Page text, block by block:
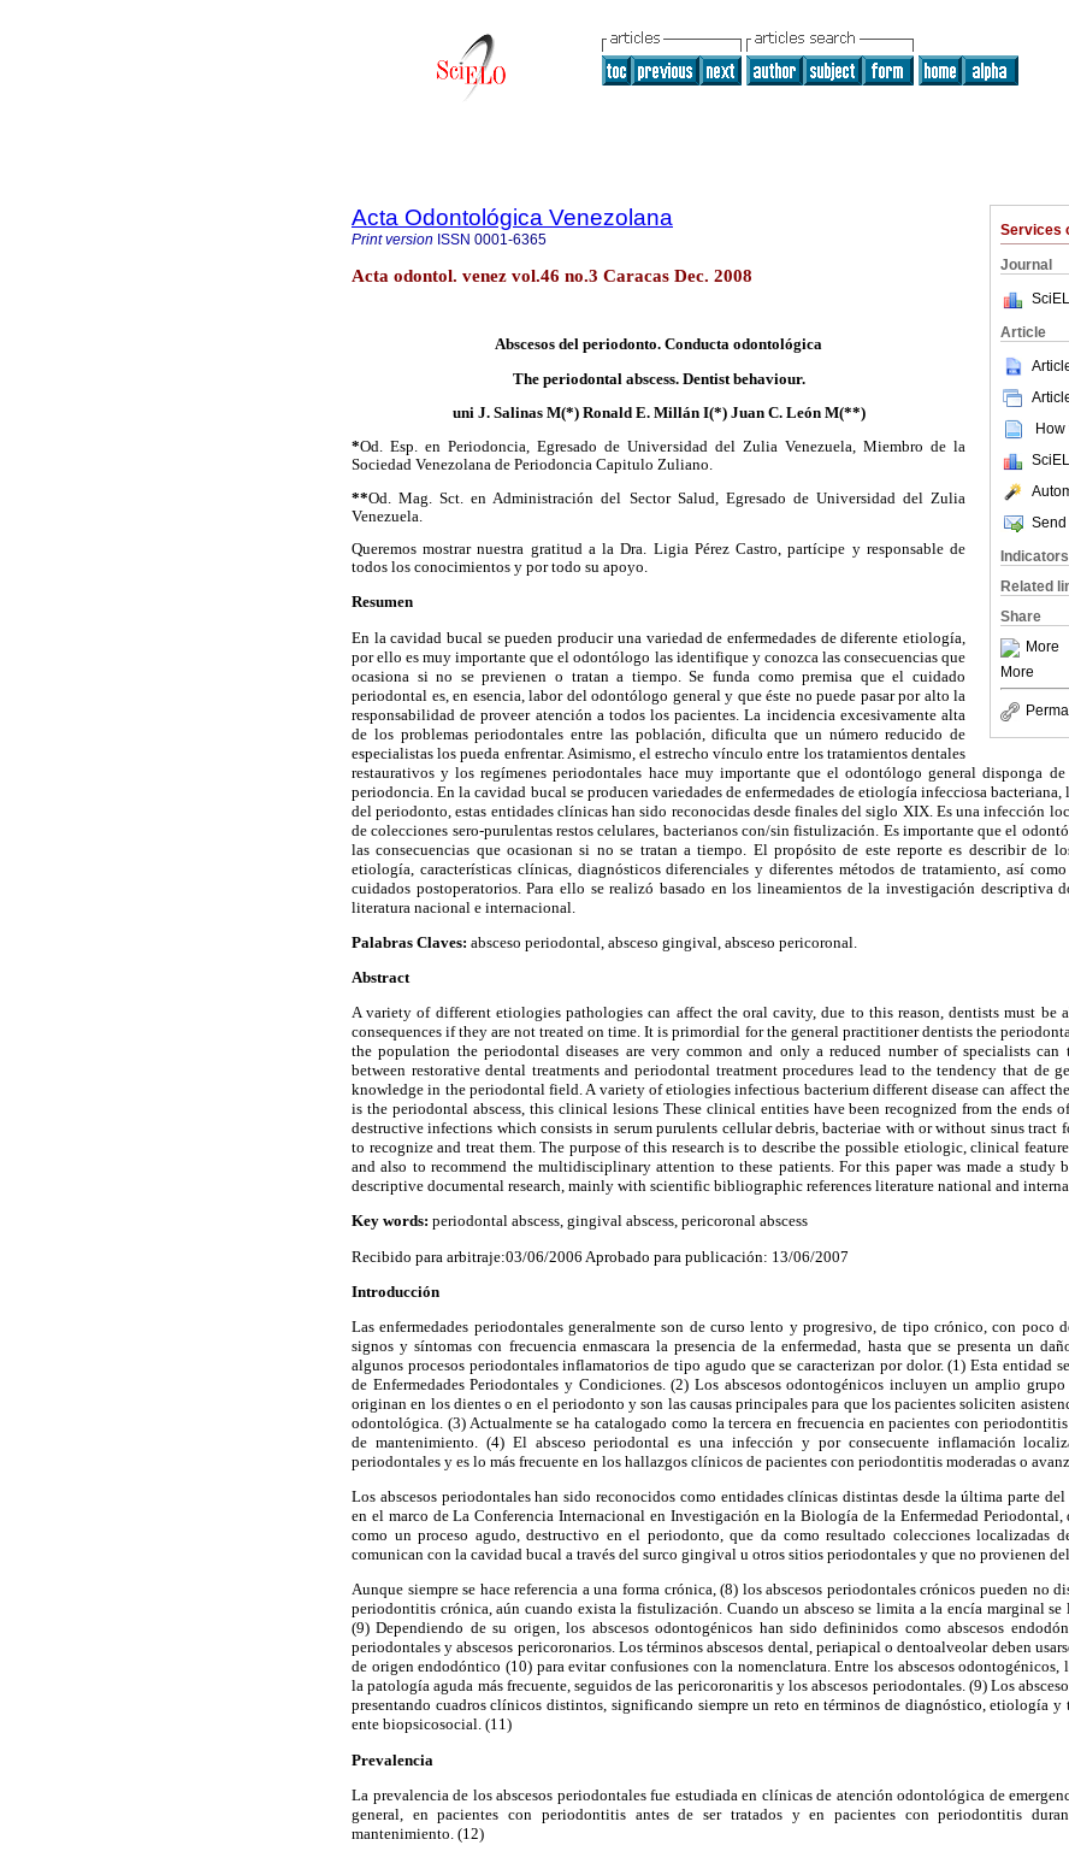
Services
Journal
Article
How
Send
Indicators
Related
Share
More
More
Acta Odontológica Venezolana
Print version ISSN 0001-6365
Acta odontol. venez vol.46 no.3 Caracas Dec. 2008
Abscesos del periodonto. Conducta odontológica
The periodontal abscess. Dentist behaviour.
uni J. Salinas M(*) Ronald E. Millán I(*) Juan C. León M(**)
*Od. Esp. en Periodoncia, Egresado de Universidad del Zulia Venezuela, Miembro de la
Sociedad Venezolana de Periodoncia Capitulo Zuliano.
**Od. Mag. Sct. en Administración del Sector Salud, Egresado de Universidad del Zulia
Venezuela.
Queremos mostrar nuestra gratitud a la Dra. Ligia Pérez Castro, partícipe y responsable de
todos los conocimientos y por todo su apoyo.
Resumen
En la cavidad bucal se pueden producir una variedad de enfermedades de diferente etiología,
por ello es muy importante que el odontólogo las identifique y conozca las consecuencias que
ocasiona si no se previenen o tratan a tiempo. Se funda como premisa que el cuidado
periodontal es, en esencia, labor del odontólogo general y que éste no puede pasar por alto la
responsabilidad de proveer atención a todos los pacientes. La incidencia excesivamente alta
de los problemas periodontales entre las población, dificulta que un número reducido de
especialistas los pueda enfrentar. Asimismo, el estrecho vínculo entre los tratamientos dentales
restaurativos y los regímenes periodontales hace muy importante que el odontólogo general disponga
periodoncia. En la cavidad bucal se producen variedades de enfermedades de etiología infecciosa bacteriana,
del periodonto, estas entidades clínicas han sido reconocidas desde finales del siglo XIX. Es una infección
de colecciones sero-purulentas restos celulares, bacterianos con/sin fistulización. Es importante que el
las consecuencias que ocasionan si no se tratan a tiempo. El propósito de este reporte es describir de
etiología, características clínicas, diagnósticos diferenciales y diferentes métodos de tratamiento, así
cuidados postoperatorios. Para ello se realizó basado en los lineamientos de la investigación descriptiva
literatura nacional e internacional.
Palabras Claves: absceso periodontal, absceso gingival, absceso pericoronal.
Abstract
A variety of different etiologies pathologies can affect the oral cavity, due to this reason, dentists must be
consequences if they are not treated on time. It is primordial for the general practitioner dentists the
the population the periodontal diseases are very common and only a reduced number of specialists can
between restorative dental treatments and periodontal treatment procedures lead to the tendency that de
knowledge in the periodontal field. A variety of etiologies infectious bacterium different disease can affect
is the periodontal abscess, this clinical lesions These clinical entities have been recognized from the ends
destructive infections which consists in serum purulents cellular debris, bacteriae with or without sinus tract
to recognize and treat them. The purpose of this research is to describe the possible etiologic, clinical
and also to recommend the multidisciplinary attention to these patients. For this paper was made a study
descriptive documental research, mainly with scientific bibliographic references literature national and
Key words: periodontal abscess, gingival abscess, pericoronal abscess
Recibido para arbitraje:03/06/2006 Aprobado para publicación: 13/06/2007
Introducción
Las enfermedades periodontales generalmente son de curso lento y progresivo, de tipo crónico, con poco
signos y síntomas con frecuencia enmascara la presencia de la enfermedad, hasta que se presenta un
algunos procesos periodontales inflamatorios de tipo agudo que se caracterizan por dolor. (1) Esta entidad
de Enfermedades Periodontales y Condiciones. (2) Los abscesos odontogénicos incluyen un amplio
originan en los dientes o en el periodonto y son las causas principales para que los pacientes soliciten
odontológica. (3) Actualmente se ha catalogado como la tercera en frecuencia en pacientes con
de mantenimiento. (4) El absceso periodontal es una infección y por consecuente inflamación
periodontales y es lo más frecuente en los hallazgos clínicos de pacientes con periodontitis moderadas o
Los abscesos periodontales han sido reconocidos como entidades clínicas distintas desde la última parte
en el marco de La Conferencia Internacional en Investigación en la Biología de la Enfermedad
como un proceso agudo, destructivo en el periodonto, que da como resultado colecciones localizadas
comunican con la cavidad bucal a través del surco gingival u otros sitios periodontales y que no provienen
Aunque siempre se hace referencia a una forma crónica, (8) los abscesos periodontales crónicos pueden no
periodontitis crónica, aún cuando exista la fistulización. Cuando un absceso se limita a la encía marginal
(9) Dependiendo de su origen, los abscesos odontogénicos han sido defininidos como abscesos
periodontales y abscesos pericoronarios. Los términos abscesos dental, periapical o dentoalveolar deben
de origen endodóntico (10) para evitar confusiones con la nomenclatura. Entre los abscesos odontogénicos,
la patología aguda más frecuente, seguidos de las pericoronaritis y los abscesos periodontales. (9) Los
presentando cuadros clínicos distintos, significando siempre un reto en términos de diagnóstico, etiología y
ente biopsicosocial. (11)
Prevalencia
La prevalencia de los abscesos periodontales fue estudiada en clínicas de atención odontológica de
general, en pacientes con periodontitis antes de ser tratados y en pacientes con periodontitis
mantenimiento. (12)